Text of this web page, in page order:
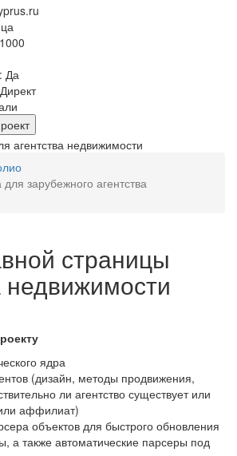
Да
зарубежного агентства
страницы
недвижимости
ядра
(дизайн, методы продвижения,
ли агентство существует или
аффилиат)
объектов для быстрого обновления
а также автоматические парсеры под